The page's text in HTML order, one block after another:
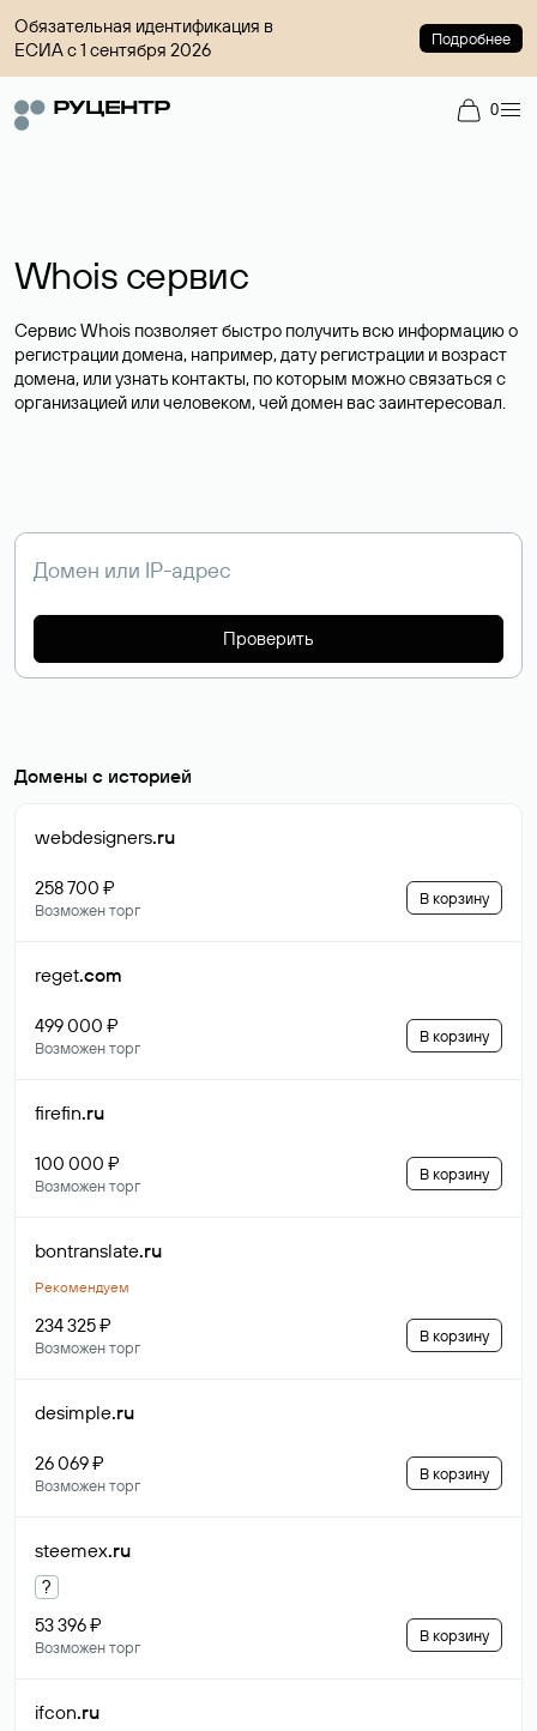
Обязательная идентификация в
ЕСИА с 1 сентября 2026
Подробнее
0
Whois сервис
Сервис Whois позволяет быстро получить всю информацию о
регистрации домена, например, дату регистрации и возраст
домена, или узнать контакты, по которым можно связаться с
организацией или человеком, чей домен вас заинтересовал.
Проверить
Домены с историей
webdesigners.ru
258 700 ₽
Возможен торг
В корзину
reget.com
499 000 ₽
Возможен торг
В корзину
firefin.ru
100 000 ₽
Возможен торг
В корзину
bontranslate.ru
Рекомендуем
234 325 ₽
Возможен торг
В корзину
desimple.ru
26 069 ₽
Возможен торг
В корзину
steemex.ru
?
53 396 ₽
Возможен торг
В корзину
ifcon.ru